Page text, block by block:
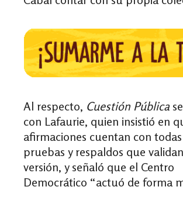
Al respecto, Cuestión Pública
con Lafaurie, quien insistió en
afirmaciones cuentan con
pruebas y respaldos que
versión, y señaló que el Centro
Democrático “actuó de forma